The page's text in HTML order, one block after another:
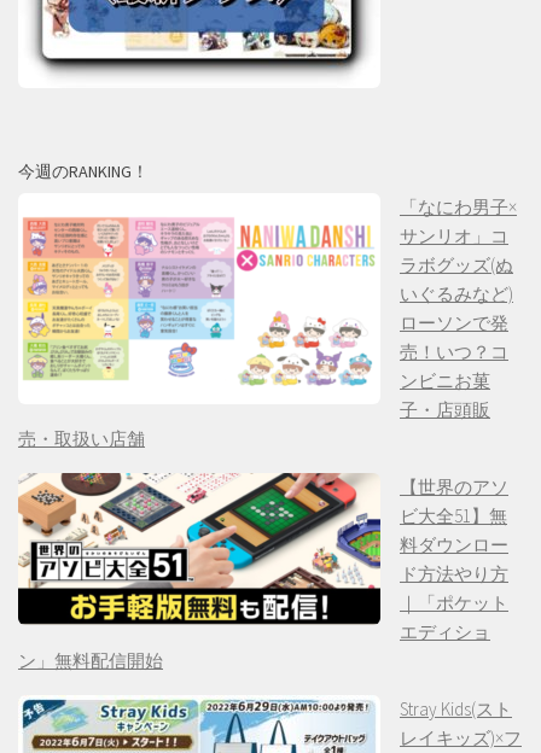
今週のRANKING！
「なにわ男子×
サンリオ」コ
ラボグッズ(ぬ
いぐるみなど)
ローソンで発
売！いつ？コ
ンビニお菓
子・店頭販
売・取扱い店舗
【世界のアソ
ビ大全51】無
料ダウンロー
ド方法やり方
｜「ポケット
エディショ
ン」無料配信開始
Stray Kids(スト
レイキッズ)×フ